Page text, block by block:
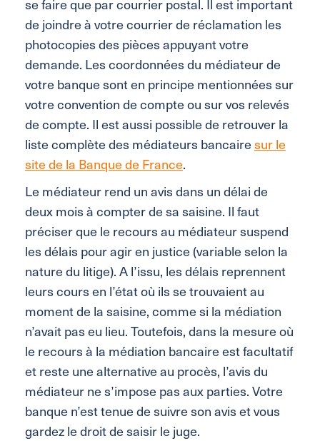
de joindre à votre courrier de réclamation les
photocopies des pièces appuyant votre
demande. Les coordonnées du médiateur de
votre banque sont en principe mentionnées sur
votre convention de compte ou sur vos relevés
de compte. Il est aussi possible de retrouver la
liste complète des médiateurs bancairesur le
site de la Banque de France.
Le médiateur rend un avis dans un délai de
deux mois à compter de sa saisine. Il faut
préciser que le recours au médiateur suspend
les délais pour agir en justice (variable selon la
nature du litige). A l’issu, les délais reprennent
leurs cours en l’état où ils se trouvaient au
moment de la saisine, comme si la médiation
n’avait pas eu lieu. Toutefois, dans la mesure où
le recours à la médiation bancaire est facultatif
et reste une alternative au procès, l’avis du
médiateur ne s’impose pas aux parties. Votre
banque n’est tenue de suivre son avis et vous
gardez le droit de saisir le juge.